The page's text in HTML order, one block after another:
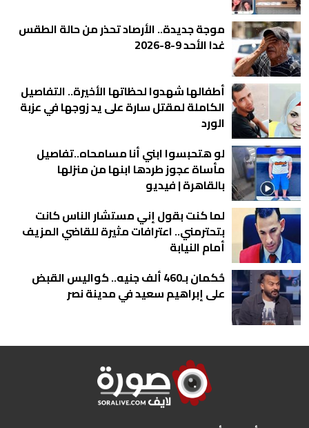
موجة جديدة.. الأرصاد تحذر من حالة الطقس
غدا الأحد 9-8-2026
أطفالها شهدوا لحظاتها الأخيرة.. التفاصيل
الكاملة لمقتل سارة على يد زوجها في عزبة
الورد
لو هتحبسوا ابني أنا مسامحاه..تفاصيل
مأساة عجوز طردها ابنها من منزلها
بالقاهرة | فيديو
لما كنت بقول إني مستشار الناس كانت
بتحترمني.. اعترافات مثيرة للقاضي المزيف
أمام النيابة
حُكمان بـ460 ألف جنيه.. كواليس القبض
على إبراهيم سعيد في مدينة نصر